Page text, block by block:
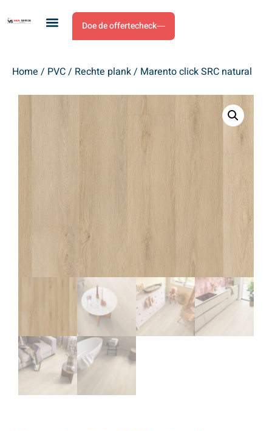
Doe de offertecheck
Home / PVC/ Rechte plank/ Marento click SRC natural